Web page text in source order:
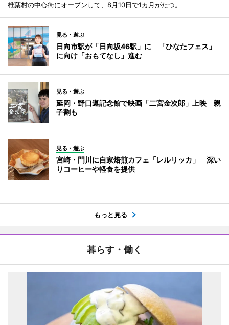
椎葉村の中心街にオープンして、8月10日で1カ月がたつ。
見る・遊ぶ
日向市駅が「日向坂46駅」に 「ひなたフェス」
に向け「おもてなし」進む
見る・遊ぶ
延岡・野口遵記念館で映画「二宮金次郎」上映 親
子割も
見る・遊ぶ
宮崎・門川に自家焙煎カフェ「レルリッカ」 深い
りコーヒーや軽食を提供
もっと見る
暮らす・働く